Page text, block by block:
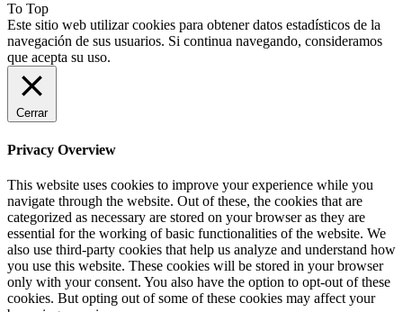
To Top
Este sitio web utilizar cookies para obtener datos estadísticos de la
navegación de sus usuarios. Si continua navegando, consideramos
que acepta su uso.
Cerrar
Privacy Overview
This website uses cookies to improve your experience while you
navigate through the website. Out of these, the cookies that are
categorized as necessary are stored on your browser as they are
essential for the working of basic functionalities of the website. We
also use third-party cookies that help us analyze and understand how
you use this website. These cookies will be stored in your browser
only with your consent. You also have the option to opt-out of these
cookies. But opting out of some of these cookies may affect your